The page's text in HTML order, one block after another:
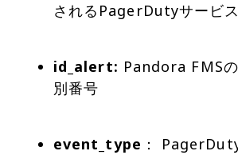
されるPagerDutyサービ
id_alert: Pandora FMS
別番号
event_type ：